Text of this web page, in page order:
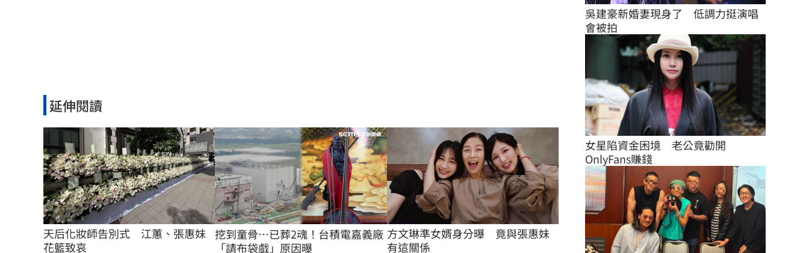
延伸閱讀
天后化妝師告別式　江蕙、張惠妹
花籃致哀
挖到童骨…已葬2魂！台積電嘉義廠
「請布袋戲」原因曝
方文琳準女婿身分曝　竟與張惠妹
有這關係
吳建豪新婚妻現身了　低調力挺演唱
會被拍
女星陷資金困境　老公竟勸開
OnlyFans賺錢